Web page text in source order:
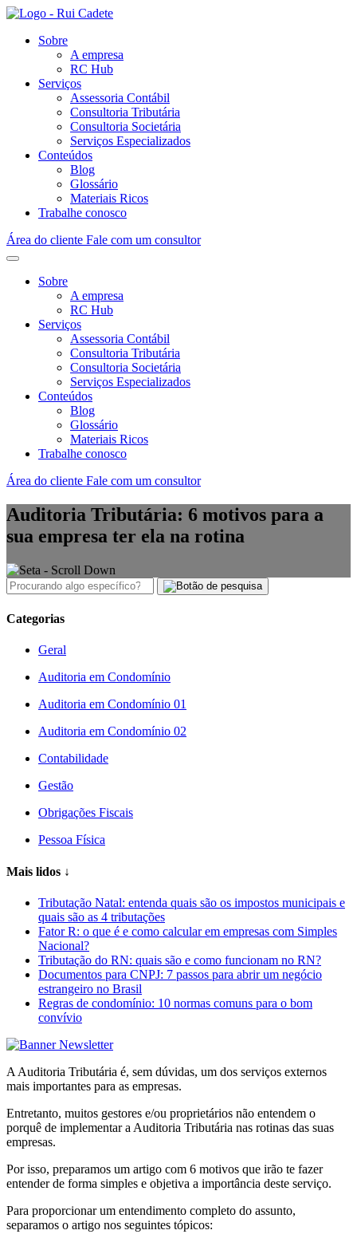
Sobre
A empresa
RC Hub
Serviços
Assessoria Contábil
Consultoria Tributária
Consultoria Societária
Serviços Especializados
Conteúdos
Blog
Glossário
Materiais Ricos
Trabalhe conosco
Área do cliente Fale com um consultor
Sobre
A empresa
RC Hub
Serviços
Assessoria Contábil
Consultoria Tributária
Consultoria Societária
Serviços Especializados
Conteúdos
Blog
Glossário
Materiais Ricos
Trabalhe conosco
Área do cliente Fale com um consultor
Auditoria Tributária: 6 motivos para a
sua empresa ter ela na rotina
Categorias
Geral
Auditoria em Condomínio
Auditoria em Condomínio 01
Auditoria em Condomínio 02
Contabilidade
Gestão
Obrigações Fiscais
Pessoa Física
Mais lidos ↓
Tributação Natal: entenda quais são os impostos municipais e
quais são as 4 tributações
Fator R: o que é e como calcular em empresas com Simples
Nacional?
Tributação do RN: quais são e como funcionam no RN?
Documentos para CNPJ: 7 passos para abrir um negócio
estrangeiro no Brasil
Regras de condomínio: 10 normas comuns para o bom
convívio
A Auditoria Tributária é, sem dúvidas, um dos serviços externos
mais importantes para as empresas.
Entretanto, muitos gestores e/ou proprietários não entendem o
porquê de implementar a Auditoria Tributária nas rotinas das suas
empresas.
Por isso, preparamos um artigo com 6 motivos que irão te fazer
entender de forma simples e objetiva a importância deste serviço.
Para proporcionar um entendimento completo do assunto,
separamos o artigo nos seguintes tópicos: